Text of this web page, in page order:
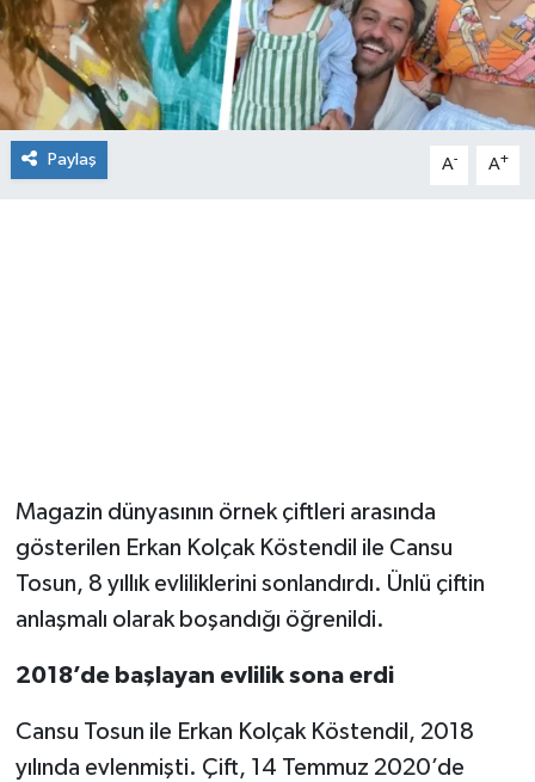
Paylaş A- A+
Magazin dünyasının örnek çiftleri arasında
gösterilen Erkan Kolçak Köstendil ile Cansu
Tosun, 8 yıllık evliliklerini sonlandırdı. Ünlü çiftin
anlaşmalı olarak boşandığı öğrenildi.
2018’de başlayan evlilik sona erdi
Cansu Tosun ile Erkan Kolçak Köstendil, 2018
yılında evlenmişti. Çift, 14 Temmuz 2020’de